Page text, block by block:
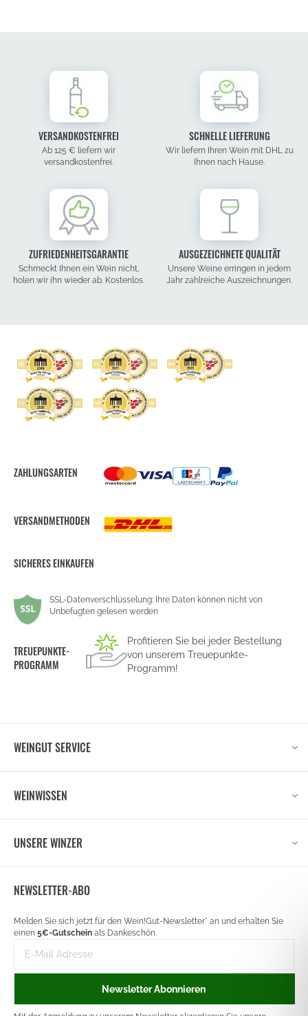
VERSANDKOSTENFREI
Ab 125 € liefern wir
versandkostenfrei.
SCHNELLE LIEFERUNG
Wir liefern Ihren Wein mit DHL zu
Ihnen nach Hause.
ZUFRIEDENHEITSGARANTIE
Schmeckt Ihnen ein Wein nicht,
holen wir ihn wieder ab. Kostenlos.
AUSGEZEICHNETE QUALITÄT
Unsere Weine erringen in jedem
Jahr zahlreiche Auszeichnungen.
ZAHLUNGSARTEN
VERSANDMETHODEN
SICHERES EINKAUFEN
SSL-Datenverschlüsselung: Ihre Daten können nicht von
Unbefugten gelesen werden
TREUEPUNKTE-
PROGRAMM
Profitieren Sie bei jeder Bestellung
von unserem Treuepunkte-
Programm!
WEINGUT SERVICE
WEINWISSEN
UNSERE WINZER
NEWSLETTER-ABO
signup
Melden Sie sich jetzt für den Wein!Gut-Newsletter* an und erhalten Sie
einen 5€-Gutschein als Dankeschön.
Mail-
Adresse
Newsletter Abonnieren